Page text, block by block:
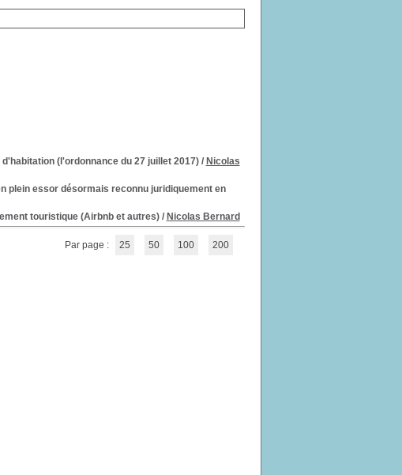
(l'ordonnance du 27 juillet 2017)/ Nicolas
plein essor désormais reconnu juridiquement en
touristique (Airbnb et autres)/ Nicolas Bernard
Par page : 25 50 100 200